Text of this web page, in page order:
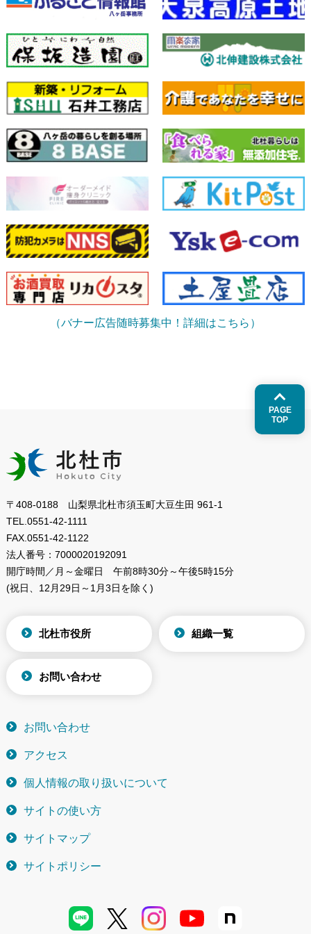
（バナー広告随時募集中！詳細はこちら）
PAGE
TOP
〒408-0188 山梨県北杜市須玉町大豆生田 961-1
TEL. 0551-42-1111
FAX. 0551-42-1122
法人番号： 7000020192091
開庁時間／月～金曜日
午前8時30分～午後5時15分
(祝日、12月29日～1月3日を除く)
北杜市役所 組織一覧
お問い合わせ
お問い合わせ
アクセス
個人情報の取り扱いについて
サイトの使い方
サイトマップ
サイトポリシー